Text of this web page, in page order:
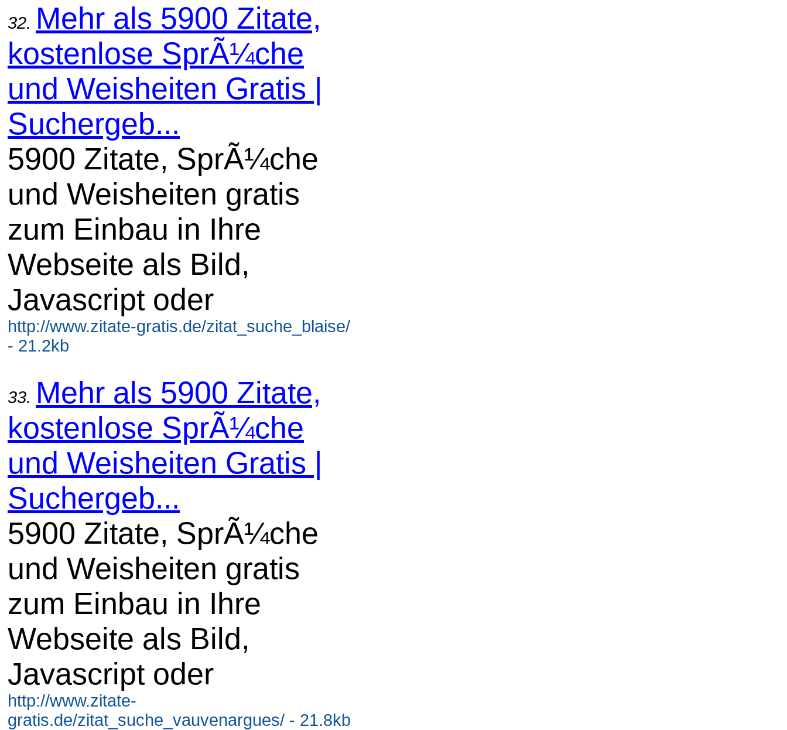
32. Mehr als 5900 Zitate,
kostenlose SprÃ¼che
und Weisheiten Gratis |
Suchergeb...
5900 Zitate, SprÃ¼che
und Weisheiten gratis
zum Einbau in Ihre
Webseite als Bild,
Javascript oder
http://www.zitate-gratis.de/zitat_suche_blaise/
- 21.2kb
33. Mehr als 5900 Zitate,
kostenlose SprÃ¼che
und Weisheiten Gratis |
Suchergeb...
5900 Zitate, SprÃ¼che
und Weisheiten gratis
zum Einbau in Ihre
Webseite als Bild,
Javascript oder
http://www.zitate-
gratis.de/zitat_suche_vauvenargues/ - 21.8kb